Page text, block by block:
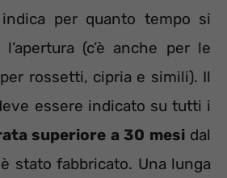
per quanto tempo si
(c’è anche per le
rossetti, cipria e simili). Il
essere indicato su tutti i
superiore a 30 mesidal
stato fabbricato. Una lunga